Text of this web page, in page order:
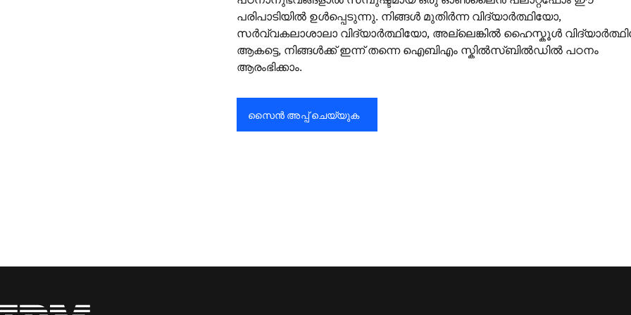
പരിപാടിയിൽ ഉൾപ്പെടുന്നു. നിങ്ങൾ മുതിർന്ന വിദ്യാർത്ഥിയോ,
സർവ്വകലാശാലാ വിദ്യാർത്ഥിയോ, അല്ലെങ്കിൽ ഹൈസ്കൂൾ
ആകട്ടെ, നിങ്ങൾക്ക് ഇന്ന് തന്നെ ഐബിഎം സ്കിൽസ്ബിൽഡിൽ പഠനം
ആരംഭിക്കാം.
സൈൻ അപ്പ് ചെയ്യുക